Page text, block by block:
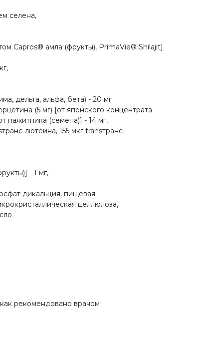
селена,
Capros® амла (фрукты), PrimaVie® Shilajit]
дельта, альфа, бета) - 20 мг
(5 мг) [от японского концентрата
пажитника (семена)] - 14 мг,
лютеина, 155 мкг transтранс-
- 1 мг,
дикальция, пищевая
целлюлоза,
рекомендовано врачом